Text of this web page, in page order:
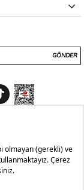
GÖNDER